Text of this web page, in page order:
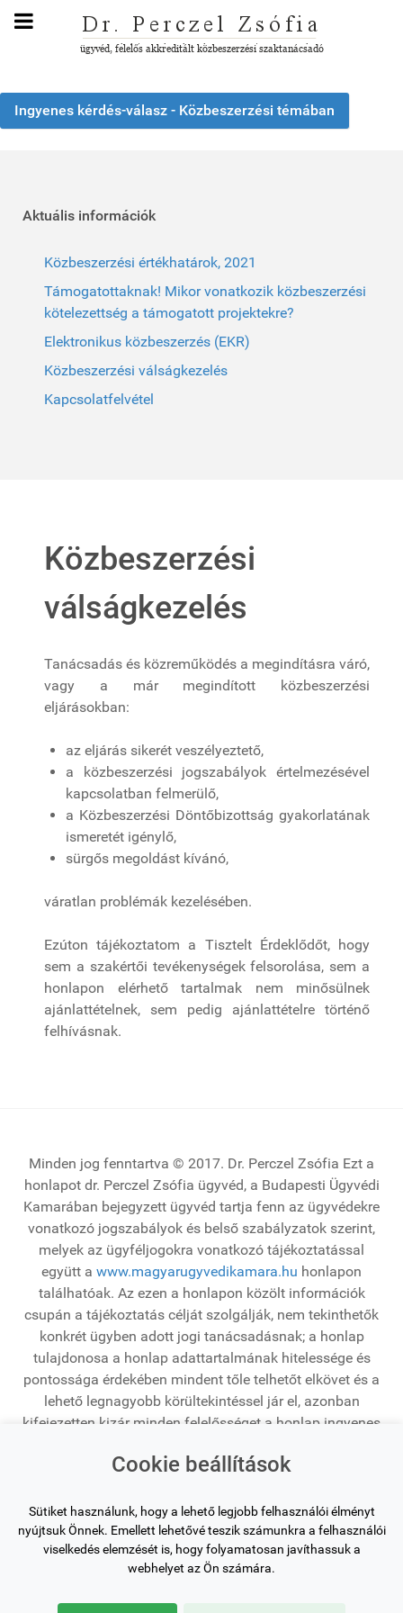
Cookie beállítások
Sütiket használunk, hogy a lehető legjobb felhasználói élményt
nyújtsuk Önnek. Emellett lehetővé teszik számunkra a felhasználói
viselkedés elemzését is, hogy folyamatosan javíthassuk a
webhelyet az Ön számára.
Ingyenes kérdés-válasz - Közbeszerzési témában
Aktuális információk
Közbeszerzési értékhatárok, 2021
Támogatottaknak! Mikor vonatkozik közbeszerzési
kötelezettség a támogatott projektekre?
Elektronikus közbeszerzés (EKR)
Közbeszerzési válságkezelés
Kapcsolatfelvétel
Közbeszerzési
válságkezelés
Tanácsadás és közreműködés a megindításra váró,
vagy a már megindított közbeszerzési
eljárásokban:
az eljárás sikerét veszélyeztető,
a közbeszerzési jogszabályok értelmezésével
kapcsolatban felmerülő,
a Közbeszerzési Döntőbizottság gyakorlatának
ismeretét igénylő,
sürgős megoldást kívánó,
váratlan problémák kezelésében.
Ezúton tájékoztatom a Tisztelt Érdeklődőt, hogy
sem a szakértői tevékenységek felsorolása, sem a
honlapon elérhető tartalmak nem minősülnek
ajánlattételnek, sem pedig ajánlattételre történő
felhívásnak.
Minden jog fenntartva © 2017. Dr. Perczel Zsófia Ezt a
honlapot dr. Perczel Zsófia ügyvéd, a Budapesti Ügyvédi
Kamarában bejegyzett ügyvéd tartja fenn az ügyvédekre
vonatkozó jogszabályok és belső szabályzatok szerint,
melyek az ügyféljogokra vonatkozó tájékoztatással
együtt a www.magyarugyvedikamara.hu honlapon
találhatóak. Az ezen a honlapon közölt információk
csupán a tájékoztatás célját szolgálják, nem tekinthetők
konkrét ügyben adott jogi tanácsadásnak; a honlap
tulajdonosa a honlap adattartalmának hitelessége és
pontossága érdekében mindent tőle telhetőt elkövet és a
lehető legnagyobb körültekintéssel jár el, azonban
kifejezetten kizár minden felelősséget a honlap ingyenes
helyességéért és bármilyen, a honlapon található
tekintetében.
Oldaltérkép